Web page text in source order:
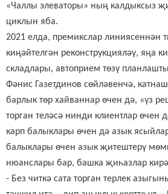
«Чаллы элеваторы» ның калдыксыз
циклын яба.
2021 елда, премикслар линиясеннән
киңәйтелгән реконструкцияләү, яңа
складлары, автоприем төзү
Фәнис Газетдинов сөйләвенчә,
барлык төр хайваннар өчен дә, «үз
торган теләсә нинди клиентлар өчен
карп балыклары өчен дә азык
балыклары өчен азык җитештерү
нюанслары бар, башка җиһазлар
- Без читкә сата торган терлек